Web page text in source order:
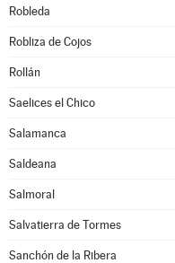
Robleda
Robliza de Cojos
Rollán
Saelices el Chico
Salamanca
Saldeana
Salmoral
Salvatierra de Tormes
Sanchón de la Ribera